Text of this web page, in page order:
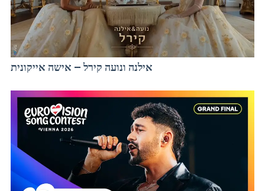
אילנה ונועה קירל – אישה אייקונית